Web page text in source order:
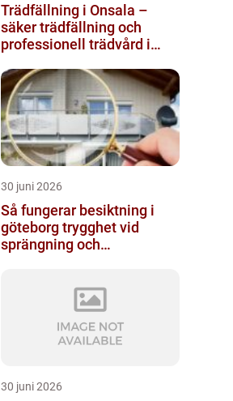
Trädfällning i Onsala –
säker trädfällning och
professionell trädvård i
30 juni 2026
Så fungerar besiktning i
göteborg trygghet vid
sprängning och
30 juni 2026